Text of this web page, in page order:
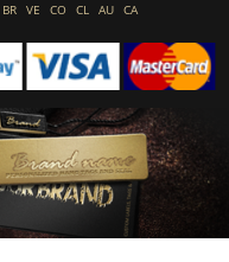
BR VE CO CL AU CA